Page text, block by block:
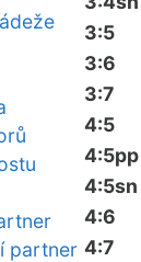
partner
3:5
3:6
3:7
4:5
4:5pp
4:5sn
4:6
4:7